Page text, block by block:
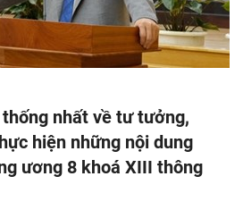
nhất về tư tưởng,
hiện những nội dung
ương 8 khoá XIII thông